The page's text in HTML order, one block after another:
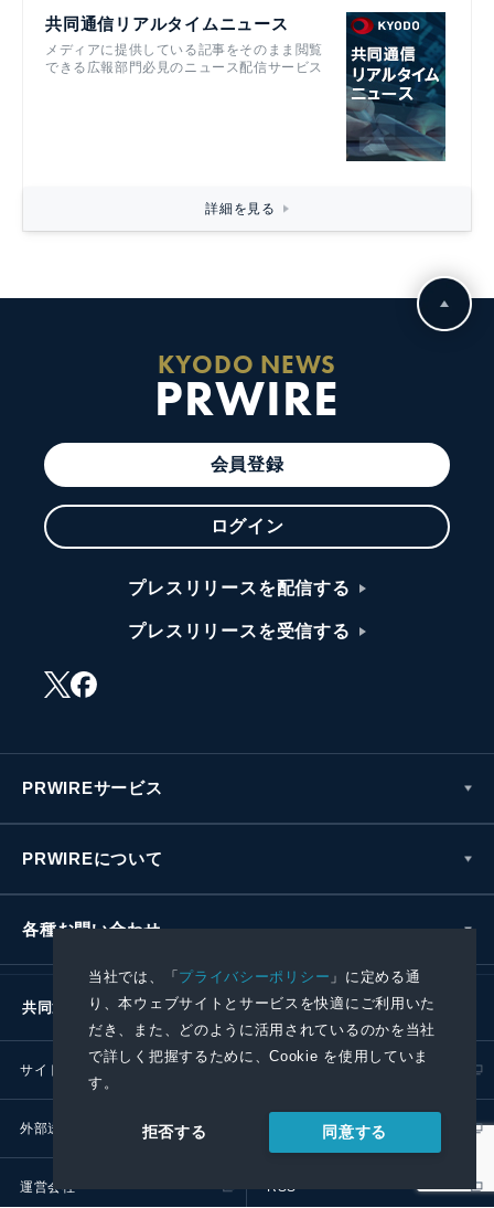
当社では、「プライバシーポリシー 」に定める通
り、本ウェブサイトとサービスを快適にご利用いた
だき、また、どのように活用されているのかを当社
で詳しく把握するために、Cookie を使用していま
す。
拒否する 同意する
共同通信リアルタイムニュース
メディアに提供している記事をそのまま閲覧
できる広報部門必見のニュース配信サービス
詳細を見る
KYODO NEWS
PRWIRE
会員登録
ログイン
プレスリリースを配信する
プレスリリースを受信する
PRWIREサービス
PRWIREについて
各種お問い合わせ
共同通信社グループ
サイトポリシー
外部送信ポリシー プレスリリース取扱基準
運営会社 RSS